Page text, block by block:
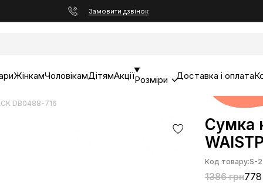
Замовити дзвінок
ЖінкамЧоловікамДітямАкціїРозміри Доставка і оплата
DB0488-716
Сумка
Код товару:S-
1386 грн778